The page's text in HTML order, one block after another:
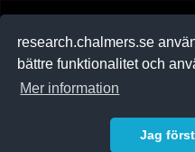
research.chalmers.se
bättre funktionalitet och
Mer information
Jag